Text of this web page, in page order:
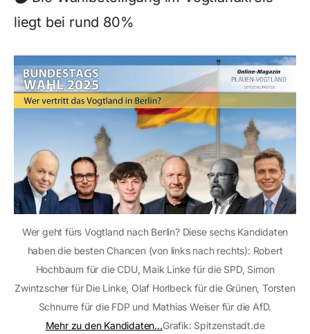
liegt bei rund 80%
Wer geht fürs Vogtland nach Berlin? Diese sechs Kandidaten
haben die besten Chancen (von links nach rechts): Robert
Hochbaum für die CDU, Maik Linke für die SPD, Simon
Zwintzscher für Die Linke, Olaf Horlbeck für die Grünen, Torsten
Schnurre für die FDP und Mathias Weiser für die AfD.
Mehr zu den Kandidaten…Grafik: Spitzenstadt.de